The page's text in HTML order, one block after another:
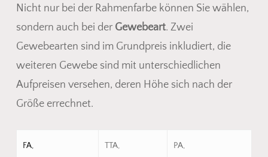
Nicht nur bei der Rahmenfarbe können Sie wählen,
sondern auch bei der Gewebeart. Zwei
Gewebearten sind im Grundpreis inkludiert, die
weiteren Gewebe sind mit unterschiedlichen
Aufpreisen versehen, deren Höhe sich nach der
Größe errechnet.
FA,
TTA,
PA,